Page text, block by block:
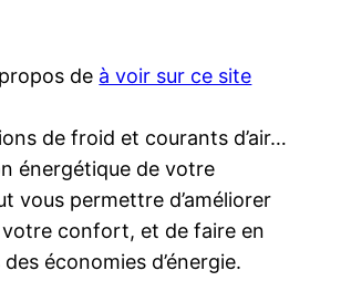
de à voir sur ce site
de froid et courants d’air…
énergétique de votre
vous permettre d’améliorer
confort, et de faire en
économies d’énergie.